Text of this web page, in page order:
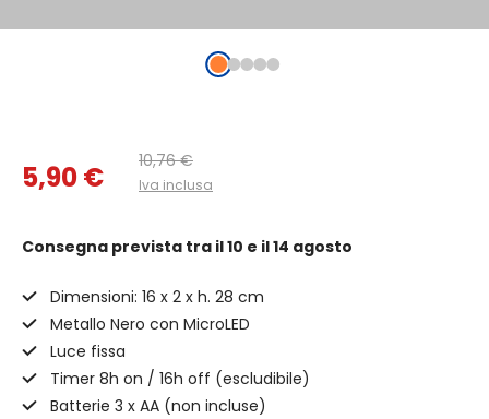
5,90 € 10,76 €
Iva inclusa
Consegna prevista tra il 10 e il 14 agosto
Dimensioni: 16 x 2 x h. 28 cm
Metallo Nero con MicroLED
Luce fissa
Timer 8h on / 16h off (escludibile)
Batterie 3 x AA (non incluse)